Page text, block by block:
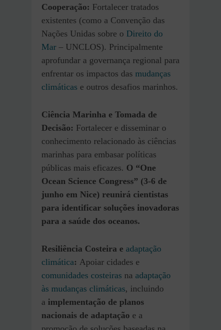
Cooperação: Fortalecer tratados
existentes (como a Convenção das
Nações Unidas sobre o Direito do
Mar – UNCLOS). Principalmente
aprofundar a governança regional para
enfrentar os impactos das mudanças
climáticas e outros desafios marinhos.
Ciência Marinha e Tomada de
Decisão: Fortalecer e disseminar o
conhecimento relacionado às ciências
marinhas para embasar políticas
públicas mais eficazes. O “One
Ocean Science Congress” (3-6 de
junho em Nice) reunirá cientistas
para identificar soluções inovadoras
para a saúde dos oceanos.
Resiliência Costeira e adaptação
climática: Apoiar cidades e
comunidades costeiras na adaptação
às mudanças climáticas, incluindo
a implementação de planos
nacionais de adaptação e a